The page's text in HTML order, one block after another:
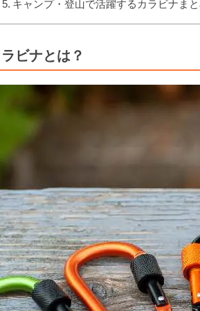
キャンプ・登山で活躍するカラビナま
ビナとは？